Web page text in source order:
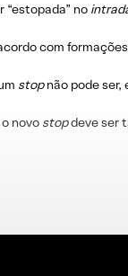
“estopada” no
com
stopnão pode ser,
novo stopdeve ser